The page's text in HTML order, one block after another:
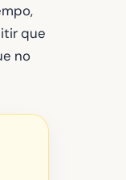
que
no